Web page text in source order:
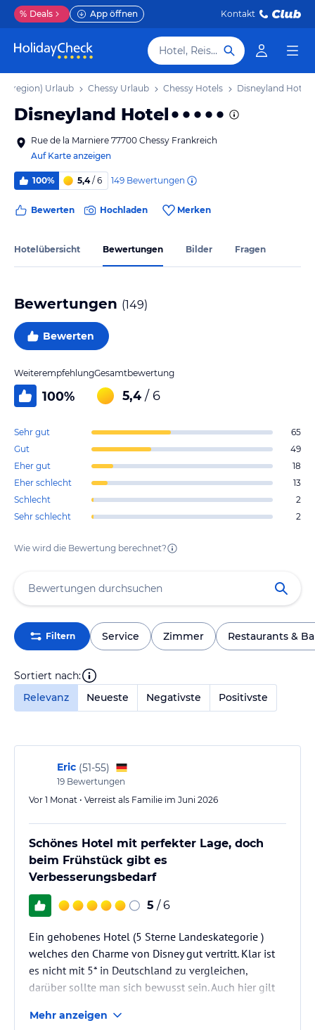
% Deals App öffnen Kontakt
Hotel, Reiseziel
Urlaub Chessy Urlaub Chessy Hotels Disneyland Hotel
Disneyland Hotel
Rue de la Marniere 77700 Chessy Frankreich
Auf Karte anzeigen
100% 5,4/ 6 149 Bewertungen
Bewerten Hochladen Merken
Hotelübersicht Bewertungen Bilder Fragen
Bewertungen (149)
Bewerten
Weiterempfehlung
100%
Gesamtbewertung
5,4 / 6
Sehr gut
65
Gut
49
Eher gut
18
Eher schlecht
13
Schlecht
2
Sehr schlecht
2
Wie wird die Bewertung berechnet?
Filtern Service Zimmer Restaurants &
Sortiert nach:
Relevanz
Neueste Negativste Positivste
Eric (51-55)
19 Bewertungen
Vor 1 Monat • Verreist als Familie im Juni 2026
Schönes Hotel mit perfekter Lage, doch
beim Frühstück gibt es
Verbesserungsbedarf
5 / 6
Ein gehobenes Hotel (5 Sterne Landeskategorie )
welches den Charme von Disney gut vertritt. Klar ist
es nicht mit 5* in Deutschland zu vergleichen,
darüber sollte man sich bewusst sein. Auch hier gilt
Mehr anzeigen